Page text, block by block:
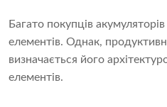
Багато покупців
елементів. Однак,
визначається його
елементів.